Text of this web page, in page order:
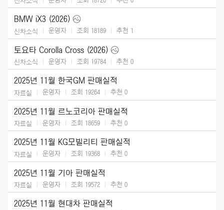
BMW iX3 (2026)
신차소식 운영자 조회 18189 추천 1
토요타 Corolla Cross (2026)
신차소식 운영자 조회 19784 추천 0
2025년 11월 한국GM 판매실적
자료실 운영자 조회 19264 추천 0
2025년 11월 르노코리아 판매실적
자료실 운영자 조회 18659 추천 0
2025년 11월 KG모빌리티 판매실적
자료실 운영자 조회 19368 추천 0
2025년 11월 기아 판매실적
자료실 운영자 조회 19572 추천 0
2025년 11월 현대차 판매실적